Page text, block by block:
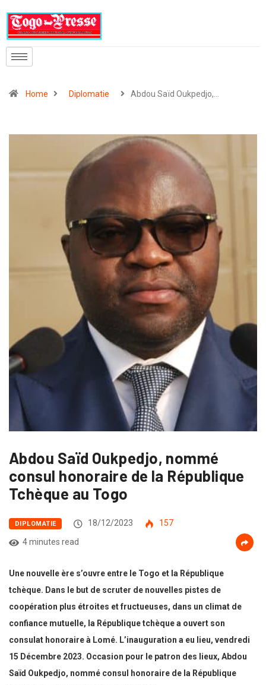
Home Diplomatie Abdou Saïd Oukpedjo,…
Abdou Saïd Oukpedjo, nommé
consul honoraire de la République
Tchèque au Togo
DIPLOMATIE 18/12/2023
157
4 minutes read
Une nouvelle ère s’ouvre entre le Togo et la République
tchèque. Dans le but de scruter de nouvelles pistes de
coopération plus étroites et fructueuses, dans un climat de
confiance mutuelle, la République tchèque a ouvert son
consulat honoraire à Lomé. L’inauguration a eu lieu, vendredi
15 Décembre 2023. Occasion pour le patron des lieux, Abdou
Saïd Oukpedjo, nommé consul honoraire de la République